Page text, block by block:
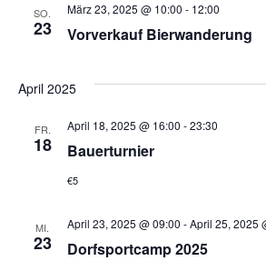
SO.
23 Vorverkauf Bierwanderung
März 23, 2025 @ 10:00 - 12:00
April 2025
FR.
18 Bauerturnier
April 18, 2025 @ 16:00 -23:30
€5
MI.
23 Dorfsportcamp 2025
April 23, 2025 @ 09:00 -April 25, 2025